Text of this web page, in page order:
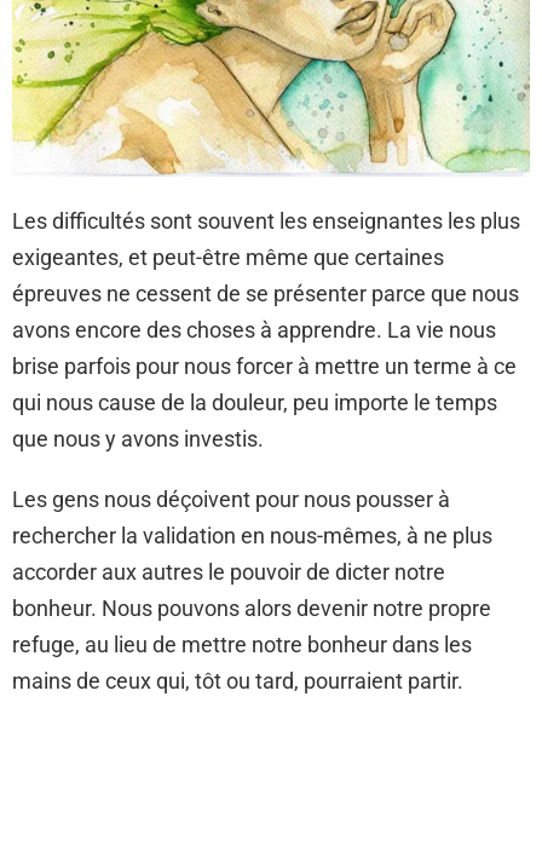
Les difficultés sont souvent les enseignantes les plus
exigeantes, et peut-être même que certaines
épreuves ne cessent de se présenter parce que nous
avons encore des choses à apprendre. La vie nous
brise parfois pour nous forcer à mettre un terme à ce
qui nous cause de la douleur, peu importe le temps
que nous y avons investis.
Les gens nous déçoivent pour nous pousser à
rechercher la validation en nous-mêmes, à ne plus
accorder aux autres le pouvoir de dicter notre
bonheur. Nous pouvons alors devenir notre propre
refuge, au lieu de mettre notre bonheur dans les
mains de ceux qui, tôt ou tard, pourraient partir.